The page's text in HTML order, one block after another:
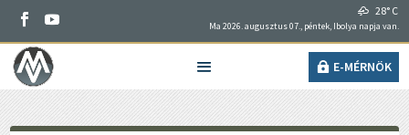
28° C
Ma 2026. augusztus 07., péntek, Ibolya napja van.
E-MÉRNÖK